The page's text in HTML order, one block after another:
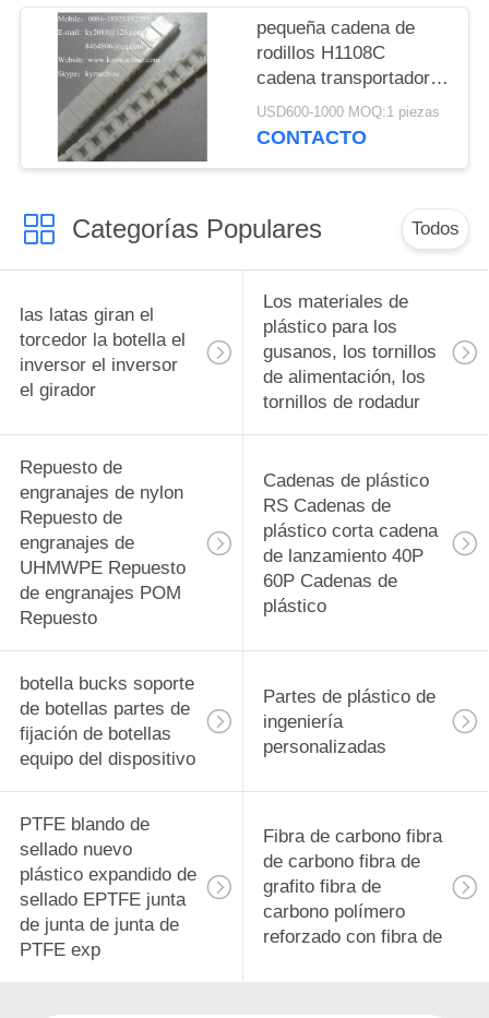
fábrica
pequeña cadena de
rodillos H1108C
cadena transportadora
de plástico en
miniatura de alta
fabricante
USD600-1000 MOQ:1 piezas
CONTACTO
Categorías Populares Todos
las latas giran el
torcedor la botella el
inversor el inversor
el girador
Los materiales de
plástico para los
gusanos, los tornillos
de alimentación, los
tornillos de rodadur
Repuesto de
engranajes de nylon
Repuesto de
engranajes de
UHMWPE Repuesto
de engranajes POM
Repuesto
Cadenas de plástico
RS Cadenas de
plástico corta cadena
de lanzamiento 40P
60P Cadenas de
plástico
botella bucks soporte
de botellas partes de
fijación de botellas
equipo del dispositivo
Partes de plástico de
ingeniería
personalizadas
PTFE blando de
sellado nuevo
plástico expandido de
sellado EPTFE junta
de junta de junta de
PTFE exp
Fibra de carbono fibra
de carbono fibra de
grafito fibra de
carbono polímero
reforzado con fibra de